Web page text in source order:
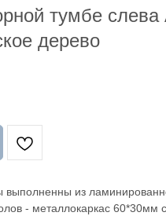
тумбе
дерево
выполненны из
- металлокаркас 60*30мм